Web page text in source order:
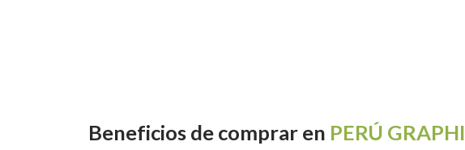
Beneficios de comprar en PERÚ